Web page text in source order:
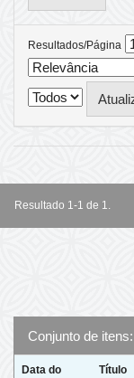
Resultados/Página
Resultado 1-1 de 1.
Conjunto de itens:
Data do
Título